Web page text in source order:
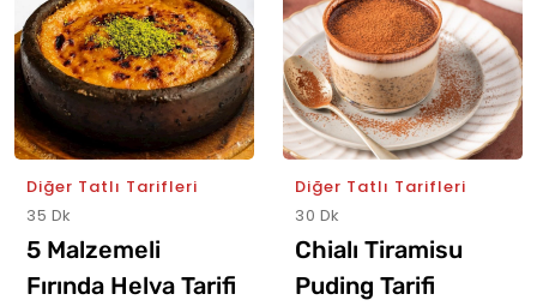
Diğer Tatlı Tarifleri
35 Dk
5 Malzemeli
Fırında Helva Tarifi
Diğer Tatlı Tarifleri
30 Dk
Chialı Tiramisu
Puding Tarifi